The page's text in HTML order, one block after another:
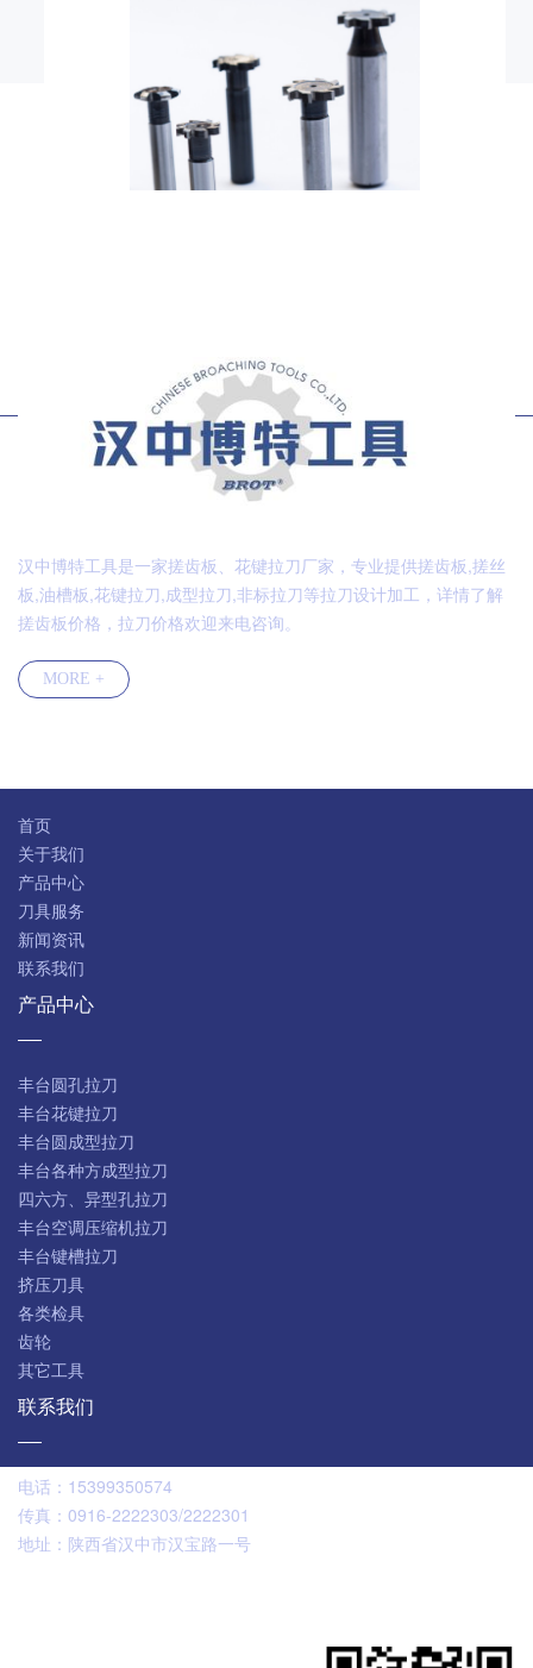
汉中博特工具是一家搓齿板、花键拉刀厂家，专业提供搓齿板,搓丝
板,油槽板,花键拉刀,成型拉刀,非标拉刀等拉刀设计加工，详情了解
搓齿板价格，拉刀价格欢迎来电咨询。
MORE +
首页
关于我们
产品中心
刀具服务
新闻资讯
联系我们
产品中心
丰台圆孔拉刀
丰台花键拉刀
丰台圆成型拉刀
丰台各种方成型拉刀
四六方、异型孔拉刀
丰台空调压缩机拉刀
丰台键槽拉刀
挤压刀具
各类检具
齿轮
其它工具
联系我们
电话： 15399350574
传真： 0916-2222303/2222301
地址： 陕西省汉中市汉宝路一号